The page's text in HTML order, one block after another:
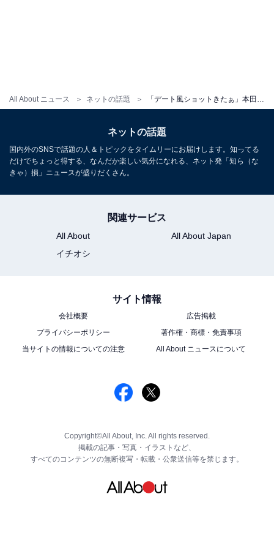
All About ニュース ネットの話題
ネットの話題
国内外のSNSで話題の人＆トピックをタイムリーにお届けします。知ってる
だけでちょっと得する、なんだか楽しい気分になれる、ネット発「知ら（な
きゃ）損」ニュースが盛りだくさん。
関連サービス
All About
All About Japan
イチオシ
サイト情報
会社概要
広告掲載
プライバシーポリシー
著作権・商標・免責事項
当サイトの情報についての注意
All About ニュースについて
Copyright©All About, Inc. All rights reserved.
掲載の記事・写真・イラストなど、
すべてのコンテンツの無断複写・転載・公衆送信等を禁じます。